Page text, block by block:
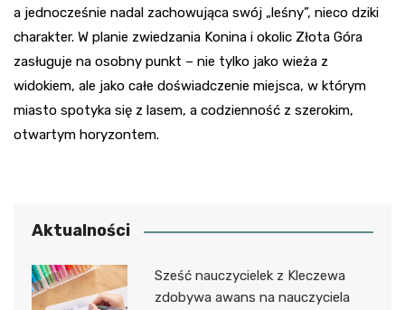
a jednocześnie nadal zachowująca swój „leśny”, nieco dziki
charakter. W planie zwiedzania Konina i okolic Złota Góra
zasługuje na osobny punkt – nie tylko jako wieża z
widokiem, ale jako całe doświadczenie miejsca, w którym
miasto spotyka się z lasem, a codzienność z szerokim,
otwartym horyzontem.
Aktualności
Sześć nauczycielek z Kleczewa
zdobywa awans na nauczyciela